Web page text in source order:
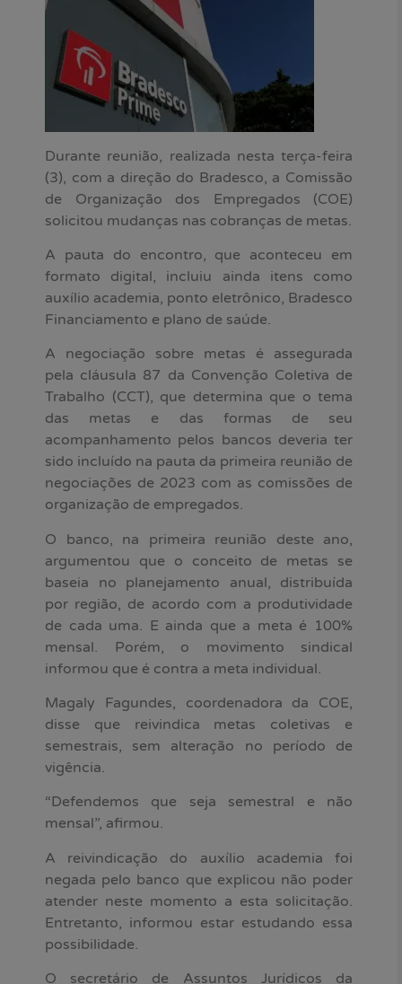
Durante reunião, realizada nesta terça-feira
(3), com a direção do Bradesco, a Comissão
de Organização dos Empregados (COE)
solicitou mudanças nas cobranças de metas.
A pauta do encontro, que aconteceu em
formato digital, incluiu ainda itens como
auxílio academia, ponto eletrônico, Bradesco
Financiamento e plano de saúde.
A negociação sobre metas é assegurada
pela cláusula 87 da Convenção Coletiva de
Trabalho (CCT), que determina que o tema
das metas e das formas de seu
acompanhamento pelos bancos deveria ter
sido incluído na pauta da primeira reunião de
negociações de 2023 com as comissões de
organização de empregados.
O banco, na primeira reunião deste ano,
argumentou que o conceito de metas se
baseia no planejamento anual, distribuída
por região, de acordo com a produtividade
de cada uma. E ainda que a meta é 100%
mensal. Porém, o movimento sindical
informou que é contra a meta individual.
Magaly Fagundes, coordenadora da COE,
disse que reivindica metas coletivas e
semestrais, sem alteração no período de
vigência.
“Defendemos que seja semestral e não
mensal”, afirmou.
A reivindicação do auxílio academia foi
negada pelo banco que explicou não poder
atender neste momento a esta solicitação.
Entretanto, informou estar estudando essa
possibilidade.
O secretário de Assuntos Jurídicos da